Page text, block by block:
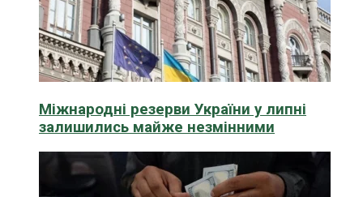
Міжнародні резерви України у липні
залишились майже незмінними